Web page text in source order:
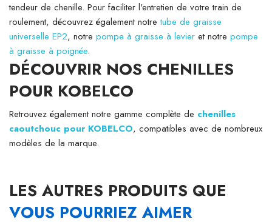
tendeur de chenille. Pour faciliter l'entretien de votre train de
roulement, découvrez également notretube de graisse
universelle EP2, notre pompe à graisse à levier et notre pompe
à graisse à poignée.
DÉCOUVRIR NOS CHENILLES
POUR KOBELCO
Retrouvez également notre gamme complète de chenilles
caoutchouc pour KOBELCO, compatibles avec de nombreux
modèles de la marque.
LES AUTRES PRODUITS QUE
VOUS POURRIEZ AIMER